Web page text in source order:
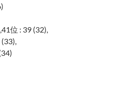
位 : 39 (32),